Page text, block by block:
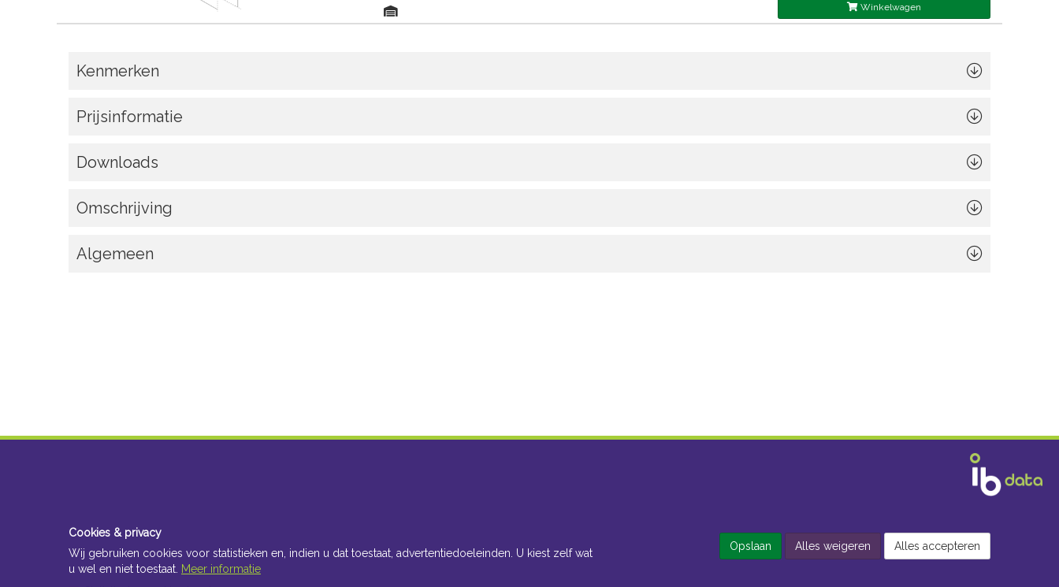
Winkelwagen
Kenmerken
Prijsinformatie
Downloads
Omschrijving
Algemeen
Cookies & privacy
Wij gebruiken cookies voor statistieken en, indien u dat toestaat, advertentiedoeleinden. U kiest zelf wat
u wel en niet toestaat. Meer informatie
Opslaan Alles weigeren Alles accepteren